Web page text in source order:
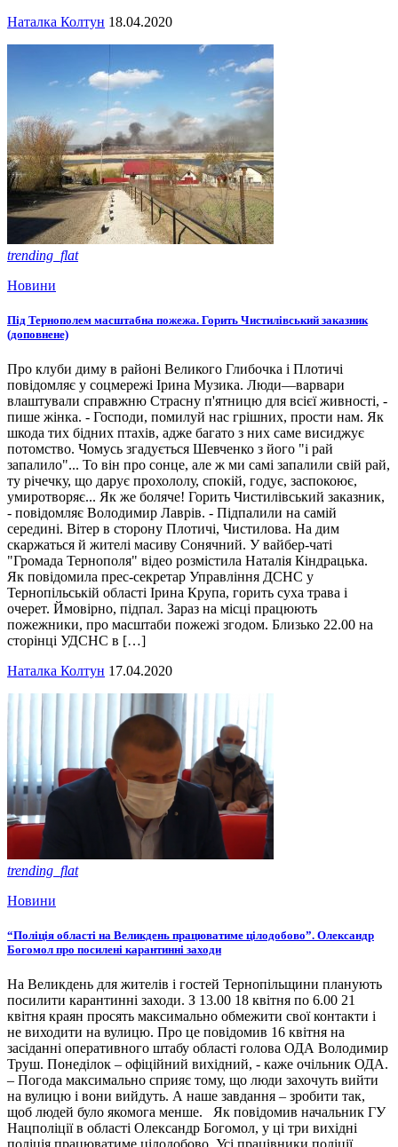
Наталка Колтун 18.04.2020
trending_flat
Новини
Під Тернополем масштабна пожежа. Горить Чистилівський заказник
(доповнене)
Про клуби диму в районі Великого Глибочка і Плотичі
повідомляє у соцмережі Ірина Музика. Люди—варвари
влаштували справжню Страсну п'ятницю для всієї живності, -
пише жінка. - Господи, помилуй нас грішних, прости нам. Як
шкода тих бідних птахів, адже багато з них саме висиджує
потомство. Чомусь згадується Шевченко з його "і рай
запалило"... То він про сонце, але ж ми самі запалили свій рай,
ту річечку, що дарує прохололу, спокій, годує, заспокоює,
умиротворяє... Як же боляче! Горить Чистилівський заказник,
- повідомляє Володимир Лаврів. - Підпалили на самій
середині. Вітер в сторону Плотичі, Чистилова. На дим
скаржаться й жителі масиву Сонячний. У вайбер-чаті
"Громада Тернополя" відео розмістила Наталія Кіндрацька.
Як повідомила прес-секретар Управління ДСНС у
Тернопільській області Ірина Крупа, горить суха трава і
очерет. Ймовірно, підпал. Зараз на місці працюють
пожежники, про масштаби пожежі згодом. Близько 22.00 на
сторінці УДСНС в […]
Наталка Колтун 17.04.2020
trending_flat
Новини
“Поліція області на Великдень працюватиме цілодобово”. Олександр
Богомол про посилені карантинні заходи
На Великдень для жителів і гостей Тернопільщини планують
посилити карантинні заходи. З 13.00 18 квітня по 6.00 21
квітня краян просять максимально обмежити свої контакти і
не виходити на вулицю. Про це повідомив 16 квітня на
засіданні оперативного штабу області голова ОДА Володимир
Труш. Понеділок – офіційний вихідний, - каже очільник ОДА.
– Погода максимально сприяє тому, що люди захочуть вийти
на вулицю і вони вийдуть. А наше завдання – зробити так,
щоб людей було якомога менше. Як повідомив начальник ГУ
Нацполіції в області Олександр Богомол, у ці три вихідні